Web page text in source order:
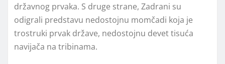
državnog prvaka. S druge strane, Zadrani su
odigrali predstavu nedostojnu momčadi koja je
trostruki prvak države, nedostojnu devet tisuća
navijača na tribinama.